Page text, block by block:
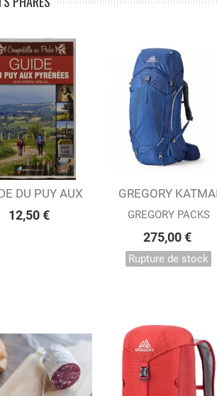
au panier
DU PUY AUX
PYRENEES
12,50 €
Afficher
GREGORY KATMAI
65 EMPIRE BLUE
GREGORY PACKS
275,00 €
Rupture de stock